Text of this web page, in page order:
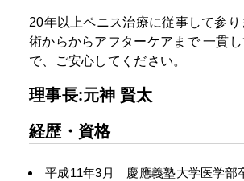
20年以上ペニス治療に従事して参
術からからアフターケアまで一貫し
で、ご安心してください。
理事長:元神 賢太
経歴・資格
平成11年3月 慶應義塾大学医学部